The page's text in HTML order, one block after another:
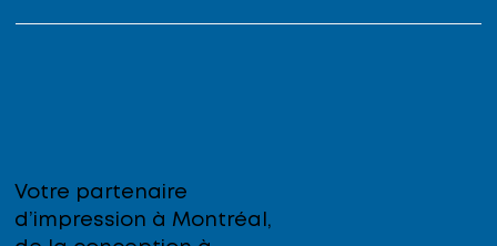
Votre partenaire
d’impression à Montréal,